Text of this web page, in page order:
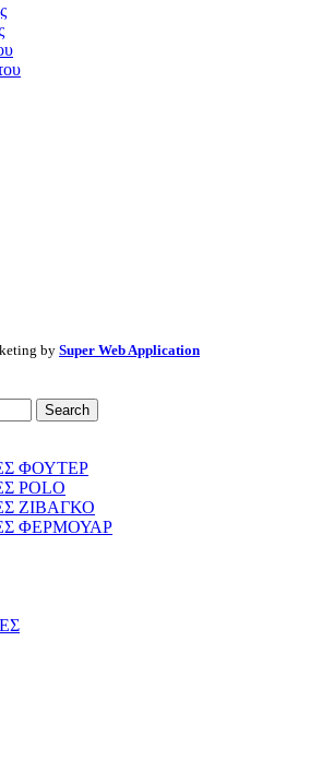
by Super Web Application
Search
ΦΟΥΤΕΡ
POLO
ΖΙΒΑΓΚΟ
ΦΕΡΜΟΥΑΡ